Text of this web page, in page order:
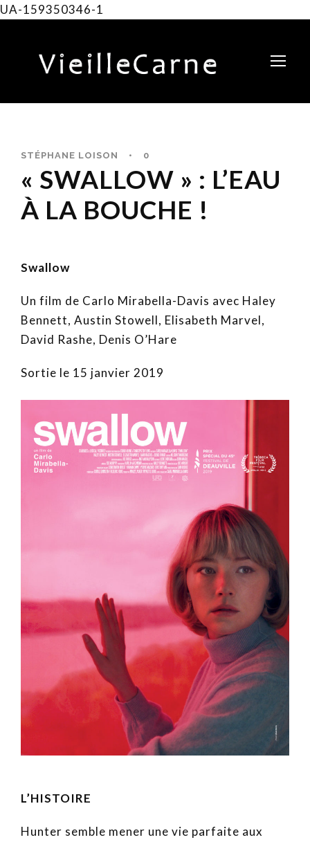
UA-159350346-1
STÉPHANE LOISON • 0
« SWALLOW » : L’EAU
À LA BOUCHE !
Swallow
Un film de Carlo Mirabella-Davis avec Haley
Bennett, Austin Stowell, Elisabeth Marvel,
David Rashe, Denis O’Hare
Sortie le 15 janvier 2019
L’HISTOIRE
Hunter semble mener une vie parfaite aux